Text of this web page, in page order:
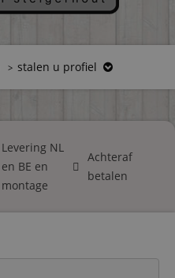
stalen u profiel
Levering NL
en BE en
montage
Achteraf
betalen